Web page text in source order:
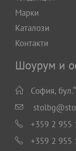
Марки
Каталози
Контакти
Шоурум и
София,
+359 2 955
+359 2 955